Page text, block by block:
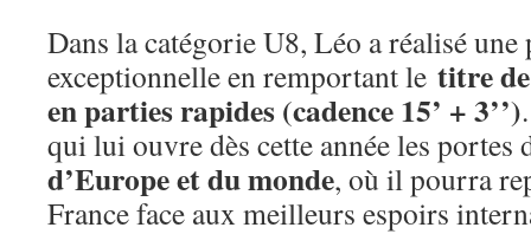
Dans la catégorie U8, Léo a réalisé
exceptionnelle en remportant le titre
en parties rapides (cadence 15’ + 3’’)
qui lui ouvre dès cette année les portes
d’Europe et du monde, où il pourra
France face aux meilleurs espoirs